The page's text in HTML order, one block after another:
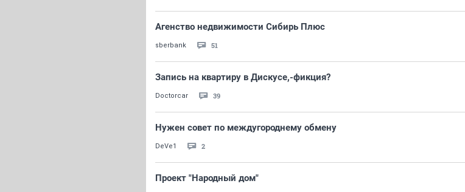
Агенство недвижимости Сибирь Плюс
sberbank 51
Запись на квартиру в Дискусе,-фикция?
Doctorcar 39
Нужен совет по междугороднему обмену
DeVe1 2
Проект "Народный дом"